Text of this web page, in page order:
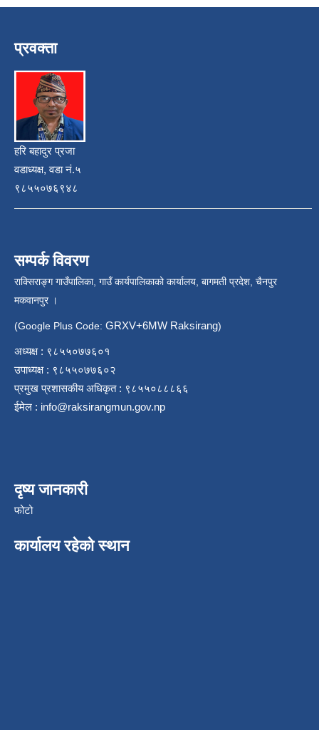
प्रवक्ता
हरि बहादुर प्रजा
वडाध्यक्ष, वडा नं.५
९८५५०७६९४८
सम्पर्क विवरण
राक्सिराङ्ग गाउँपालिका, गाउँ कार्यपालिकाको कार्यालय, बागमती प्रदेश, चैनपुर
मकवानपुर ।
(Google Plus Code: GRXV+6MW Raksirang)
अध्यक्ष : ९८५५०७७६०१
उपाध्यक्ष : ९८५५०७७६०२
प्रमुख प्रशासकीय अधिकृत : ९८५५०८८८६६
ईमेल : info@raksirangmun.gov.np
दृष्य जानकारी
फोटो
कार्यालय रहेको स्थान